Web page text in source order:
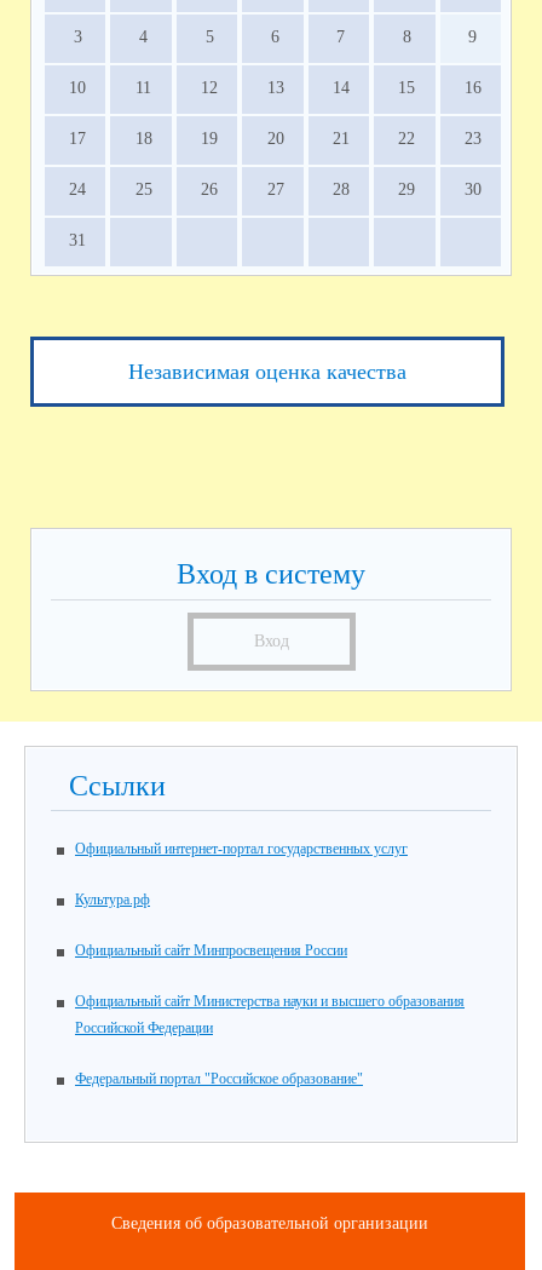
3 4 5 6 7 8 9
10 11 12 13 14 15 16
17 18 19 20 21 22 23
24 25 26 27 28 29 30
31
Независимая оценка качества
Вход в систему
Вход
Ссылки
Официальный интернет-портал государственных услуг
Культура.рф
Официальный сайт Минпросвещения России
Официальный сайт Министерства науки и высшего образования
Российской Федерации
Федеральный портал "Российское образование"
Сведения об образовательной организации